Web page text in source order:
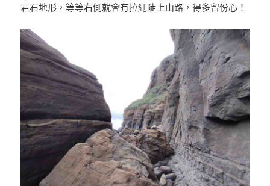
岩石地形，等等右側就會有拉繩陡上山路，得多留份心！